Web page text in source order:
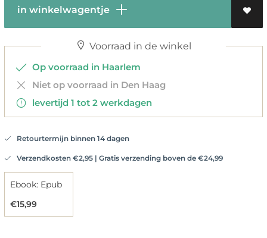
in winkelwagentje
Voorraad in de winkel
Op voorraad in Haarlem
Niet op voorraad in Den Haag
levertijd 1 tot 2 werkdagen
Retourtermijn binnen 14 dagen
Verzendkosten €2,95 | Gratis verzending boven de €24,99
Ebook: Epub
€15,99